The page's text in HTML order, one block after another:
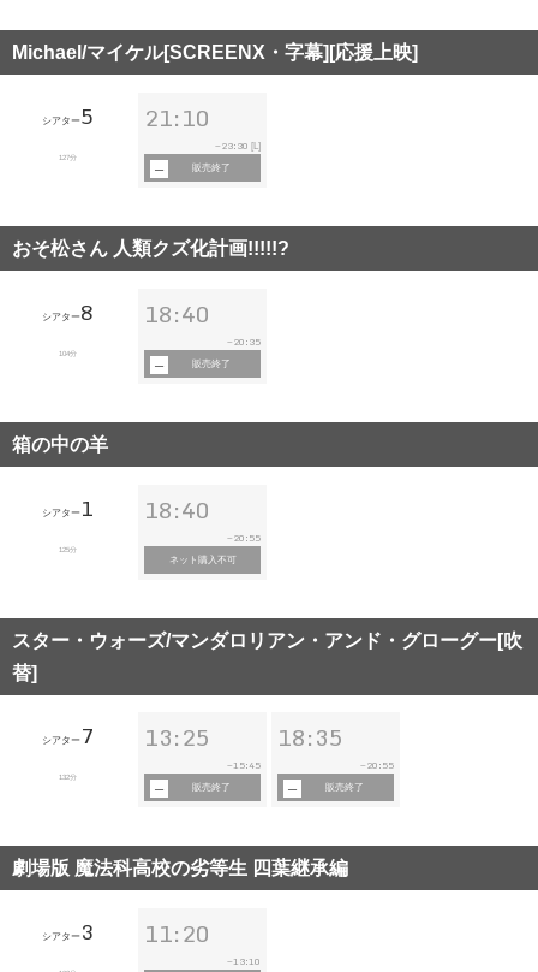
Michael/マイケル[SCREENX・字幕][応援上映]
シアター5
127分
21:10
~ 23:30 [L]
販売終了
おそ松さん 人類クズ化計画!!!!!?
シアター8
104分
18:40
~ 20:35
販売終了
箱の中の羊
シアター 1
125分
18:40
~ 20:55
ネット購入不可
スター・ウォーズ/マンダロリアン・アンド・グローグー[吹
替]
シアター 7
132分
13:25
~15:45
販売終了
18:35
~ 20:55
販売終了
劇場版 魔法科高校の劣等生 四葉継承編
シアター 3 11:20
~13:10